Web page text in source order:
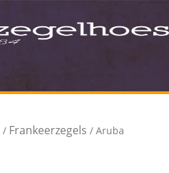
/ Frankeerzegels / Aruba